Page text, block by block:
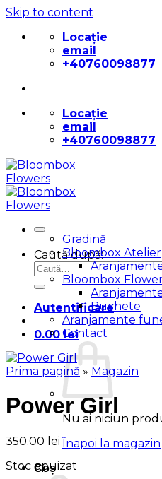
Skip to content
Locație
email
+40760098877
Locație
email
+40760098877
Caută după:
Autentificare
0.00lei
Nu ai niciun
Înapoi la magazin
Coș
Gradină
Bloombox Atelier
Bloombox
Buchete
Aranjamente
Contact
Prima pagină » Magazin
Power Girl
350.00 lei
Stoc epuizat